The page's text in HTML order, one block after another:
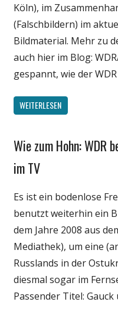
Köln), im
(Falschbildern) im
Bildmaterial. Mehr zu
auch hier im Blog:
gespannt, wie der
WEITERLESEN
Gesellschaft
Internet
Politik
Webfundstück
Wie zum Hohn: WDR
im TV
Es ist ein bodenlose
benutzt weiterhin ein
dem Jahre 2008 aus
Mediathek), um eine
Russlands in der
diesmal sogar im
Passender Titel: